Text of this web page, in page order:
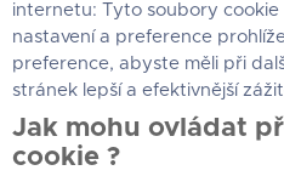
internetu: Tyto soubory
nastavení a preference
preference, abyste měli při
stránek lepší a efektivnější
Jak mohu ovládat
cookie ?